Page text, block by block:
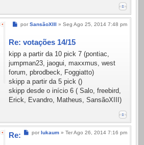
Mensagem
por SansãoXIII » Seg Ago 25, 2014 7:48 pm
Re: votações 14/15
kipp a partir da 10 pick 7 (pontiac,
jumpman23, jaogui, maxxmus, west
forum, pbrodbeck, Foggiatto)
skipp a partir da 5 pick ()
skipp desde o início 6 ( Salo, freebird,
Erick, Evandro, Matheus, SansãoXIII)
Mensagem
por lukaum » Ter Ago 26, 2014 7:16 pm
Re: